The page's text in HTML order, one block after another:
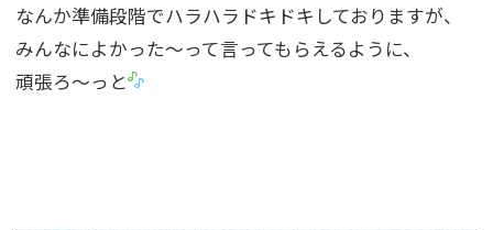
なんか準備段階でハラハラドキドキしておりますが、
みんなによかった〜って言ってもらえるように、
頑張ろ〜っと